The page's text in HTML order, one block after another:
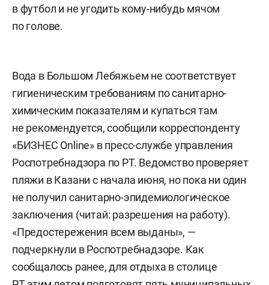
в футбол и не угодить кому-нибудь мячом
по голове.
Вода в Большом Лебяжьем не соответствует
гигиеническим требованиям по санитарно-
химическим показателям и купаться там
не рекомендуется, сообщили корреспонденту
«БИЗНЕС Online» в пресс-службе управления
Роспотребнадзора по РТ. Ведомство проверяет
пляжи в Казани с начала июня, но пока ни один
не получил санитарно-эпидемиологическое
заключения (читай: разрешения на работу).
«Предостережения всем выданы», —
подчеркнули в Роспотребнадзоре. Как
сообщалось ранее, для отдыха в столице